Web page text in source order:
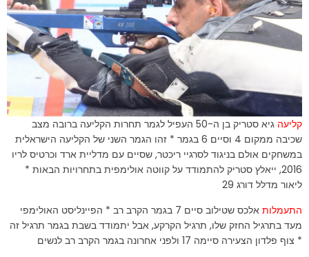
קליעה
גיא סטריק בן ה-50 העפיל לגמר תחרות הקליעה ברובה מצב
שכיבה ממקום 4 וסיים 6 בגמר * זהו הגמר השני של הקליעה הישראלית
במשחקים אולם בניגוד לסרגיי ריכטר, שסיים עם מדליית ארד וכרטיס לריו
2016, ייאלץ סטריק להתמודד על קווטה אולימפית בתחרויות הבאות *
ליאור מדלל דורג 29
התעמלות
אלכס שטילוב סיים 7 בגמר הקרב רב * הפיינליסט האולימפי
מעד בתרגיל החזק שלו, תרגיל הקרקע, אבל יתמודד בשבת בגמר תרגיל זה
* צוף פלדון הצעירה סיימה 17 ולפני אחרונה בגמר הקרב רב לנשים